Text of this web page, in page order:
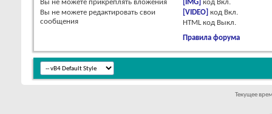
Вы не можете прикреплять вложения
Вы не можете редактировать свои
сообщения
[IMG] код Вкл.
[VIDEO] код Вкл.
HTML код Выкл.
Правила форума
Текущее